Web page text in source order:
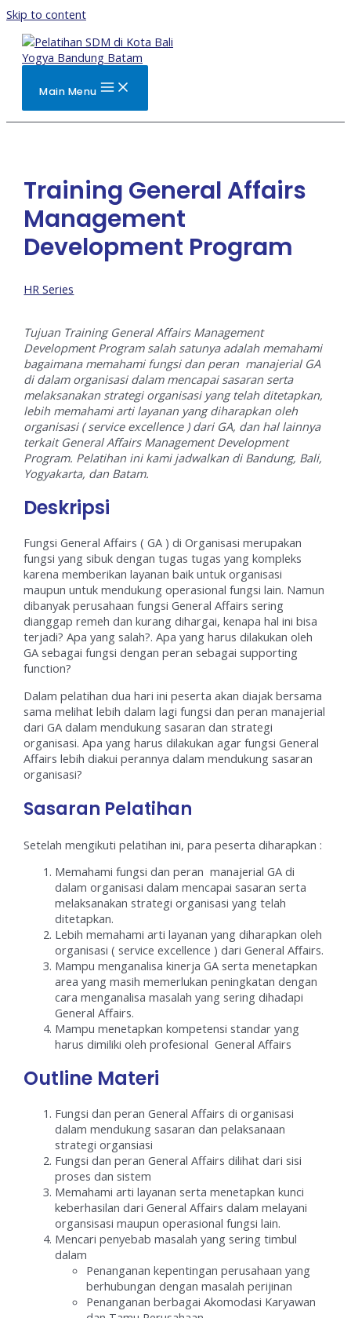
Skip to content
Main Menu
Training General Affairs
Management
Development Program
HR Series
Tujuan Training General Affairs Management
Development Program salah satunya adalah memahami
bagaimana memahami fungsi dan peran manajerial GA
di dalam organisasi dalam mencapai sasaran serta
melaksanakan strategi organisasi yang telah ditetapkan,
lebih memahami arti layanan yang diharapkan oleh
organisasi ( service excellence ) dari GA, dan hal lainnya
terkait General Affairs Management Development
Program. Pelatihan ini kami jadwalkan di Bandung, Bali,
Yogyakarta, dan Batam.
Deskripsi
Fungsi General Affairs ( GA ) di Organisasi merupakan
fungsi yang sibuk dengan tugas tugas yang kompleks
karena memberikan layanan baik untuk organisasi
maupun untuk mendukung operasional fungsi lain. Namun
dibanyak perusahaan fungsi General Affairs sering
dianggap remeh dan kurang dihargai, kenapa hal ini bisa
terjadi? Apa yang salah?. Apa yang harus dilakukan oleh
GA sebagai fungsi dengan peran sebagai supporting
function?
Dalam pelatihan dua hari ini peserta akan diajak bersama
sama melihat lebih dalam lagi fungsi dan peran manajerial
dari GA dalam mendukung sasaran dan strategi
organisasi. Apa yang harus dilakukan agar fungsi General
Affairs lebih diakui perannya dalam mendukung sasaran
organisasi?
Sasaran Pelatihan
Setelah mengikuti pelatihan ini, para peserta diharapkan :
Memahami fungsi dan peran manajerial GA di
dalam organisasi dalam mencapai sasaran serta
melaksanakan strategi organisasi yang telah
ditetapkan.
Lebih memahami arti layanan yang diharapkan oleh
organisasi ( service excellence ) dari General Affairs.
Mampu menganalisa kinerja GA serta menetapkan
area yang masih memerlukan peningkatan dengan
cara menganalisa masalah yang sering dihadapi
General Affairs.
Mampu menetapkan kompetensi standar yang
harus dimiliki oleh profesional General Affairs
Outline Materi
Fungsi dan peran General Affairs di organisasi
dalam mendukung sasaran dan pelaksanaan
strategi organsiasi
Fungsi dan peran General Affairs dilihat dari sisi
proses dan sistem
Memahami arti layanan serta menetapkan kunci
keberhasilan dari General Affairs dalam melayani
organsisasi maupun operasional fungsi lain.
Mencari penyebab masalah yang sering timbul
dalam
Penanganan kepentingan perusahaan yang
berhubungan dengan masalah perijinan
Penanganan berbagai Akomodasi Karyawan